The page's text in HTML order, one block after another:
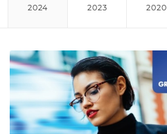
2024 2023 2020